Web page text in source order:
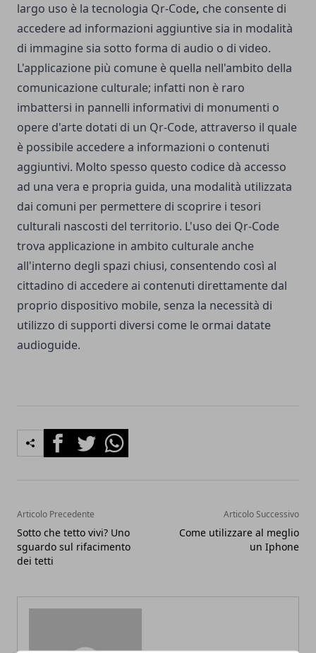
largo uso è la tecnologia Qr-Code, che consente di
accedere ad informazioni aggiuntive sia in modalità
di immagine sia sotto forma di audio o di video.
L'applicazione più comune è quella nell'ambito della
comunicazione culturale; infatti non è raro
imbattersi in pannelli informativi di monumenti o
opere d'arte dotati di un Qr-Code, attraverso il quale
è possibile accedere a informazioni o contenuti
aggiuntivi. Molto spesso questo codice dà accesso
ad una vera e propria guida, una modalità utilizzata
dai comuni per permettere di scoprire i tesori
culturali nascosti del territorio. L'uso dei Qr-Code
trova applicazione in ambito culturale anche
all'interno degli spazi chiusi, consentendo così al
cittadino di accedere ai contenuti direttamente dal
proprio dispositivo mobile, senza la necessità di
utilizzo di supporti diversi come le ormai datate
audioguide.
FacebookTwitterWhatsapp
Articolo Precedente
Sotto che tetto vivi? Uno
sguardo sul rifacimento
dei tetti
Articolo Successivo
Come utilizzare al meglio
un Iphone